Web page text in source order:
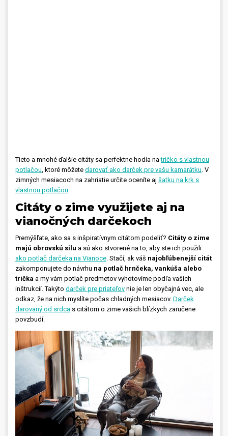
Tieto a mnohé ďalšie citáty sa perfektne hodia natričko s vlastnou
potlačou ktoré môžete darovať ako darček pre vašu kamarátku V
zimných mesiacoch na zahriatie určite oceníte aj šatku na krk s
vlastnou potlačou
Citáty o zime využijete aj na
vianočných darčekoch
Premýšľate, ako sa s inšpiratívnym citátom podeliť? Citáty o zime
majú obrovskú silu a sú ako stvorené na to, aby ste ich použili
ako potlač darčeka na Vianoce Stačí, ak váš najobľúbenejší citát
zakomponujete do návrhu na potlač hrnčeka, vankúša alebo
trička a my vám potlač predmetov vyhotovíme podľa vašich
inštrukcií. Takýto darček pre priateľov nie je len obyčajná vec, ale
odkaz, že na nich myslíte počas chladných mesiacov. Darček
darovaný od srdca s citátom o zime vašich blízkych zaručene
povzbudí.